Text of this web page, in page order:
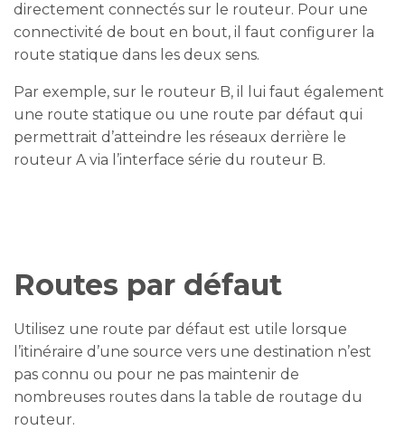
directement connectés sur le routeur. Pour une
connectivité de bout en bout, il faut configurer la
route statique dans les deux sens.
Par exemple, sur le routeur B, il lui faut également
une route statique ou une route par défaut qui
permettrait d’atteindre les réseaux derrière le
routeur A via l’interface série du routeur B.
Routes par défaut
Utilisez une route par défaut est utile lorsque
l’itinéraire d’une source vers une destination n’est
pas connu ou pour ne pas maintenir de
nombreuses routes dans la table de routage du
routeur.